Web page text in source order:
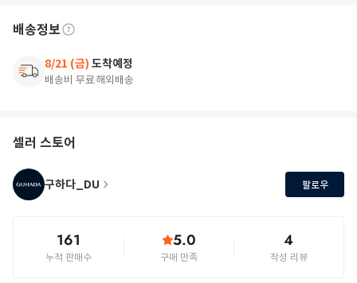
배송정보
8/21 (금) 도착예정
배송비 무료해외배송
셀러 스토어
구하다_DU 팔로우
161
누적 판매수
5.0
구매 만족
4
작성 리뷰